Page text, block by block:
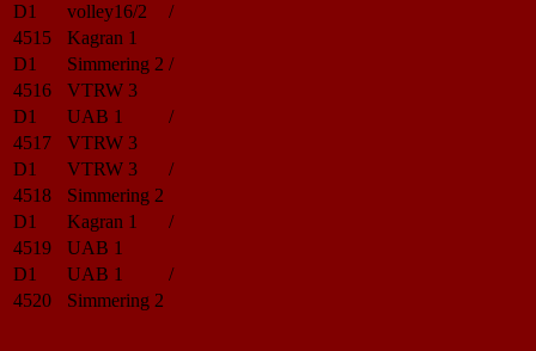
D1
volley16/2
/
4515
Kagran 1
D1
Simmering 2 /
4516
VTRW 3
D1
UAB 1
/
4517
VTRW 3
D1
VTRW 3
/
4518
Simmering 2
D1
Kagran 1
/
4519
UAB 1
D1
UAB 1
/
4520
Simmering 2